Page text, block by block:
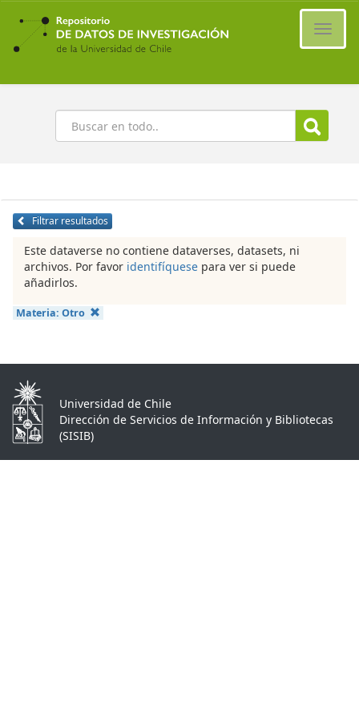
Ir
contenido
principal
Buscar
Filtrar resultados
Este dataverse no contiene dataverses, datasets, ni
archivos. Por favor identifíquese para ver si puede
añadirlos.
Materia: Otro
Universidad de Chile
Dirección de Servicios de Información y Bibliotecas
(SISIB)